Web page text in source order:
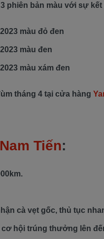
phiên bản màu với sự
màu đỏ đen
màu đen
màu xám đen
tháng 4 tại cửa hàng
Tiến:
cà vẹt gốc, thủ tục
cơ hội trúng thưởng lên